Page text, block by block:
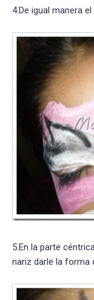
4.De igual manera
5.En la parte
nariz darle la forma